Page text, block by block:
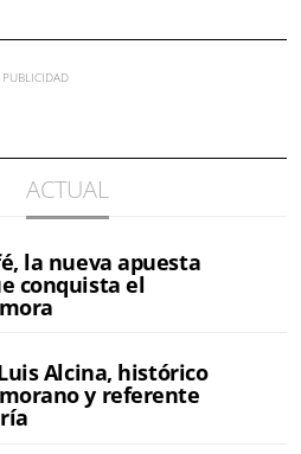
ACTUAL
la nueva apuesta
conquista el
Alcina, histórico
y referente